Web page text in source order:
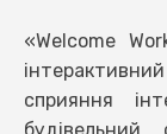
«Welcome
сприяння